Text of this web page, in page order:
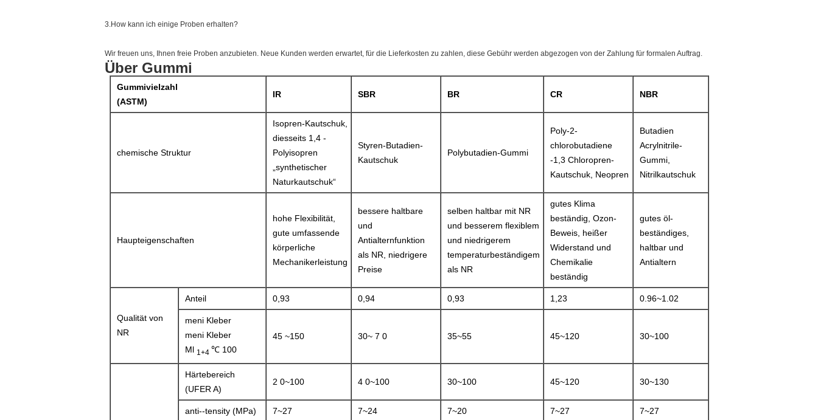
3.How kann ich einige Proben erhalten?
Wir freuen uns, Ihnen freie Proben anzubieten. Neue Kunden werden erwartet, für die Lieferkosten zu zahlen, diese Gebühr werden abgezogen von der Zahlung für formalen Auftrag.
Über Gummi
Gummivielzahl
(ASTM)
IR SBR BR CR NBR
chemische Struktur
Isopren-Kautschuk,
diesseits 1,4 -
Polyisopren
„synthetischer
Naturkautschuk“
Styren-Butadien-
Kautschuk
Polybutadien-Gummi
Poly-2-
chlorobutadiene
-1,3 Chloropren-
Kautschuk, Neopren
Butadien
Acrylnitrile-
Gummi,
Nitrilkautschuk
Haupteigenschaften
hohe Flexibilität,
gute umfassende
körperliche
Mechanikerleistung
bessere haltbare
und
Antialternfunktion
als NR, niedrigere
Preise
selben haltbar mit NR
und besserem flexiblem
und niedrigerem
temperaturbeständigem
als NR
gutes Klima
beständig, Ozon-
Beweis, heißer
Widerstand und
Chemikalie
beständig
gutes öl-
beständiges,
haltbar und
Antialtern
Qualität von
NR
Anteil 0,93 0,94 0,93 1,23 0.96~1.02
meni Kleber
meni Kleber
Ml 1+4 ℃ 100
45 ~150 30~ 7 0 35~55 45~120 30~100
Härtebereich
(UFER A)
2 0~100 4 0~100 30~100 45~120 30~130
anti--tensity (MPa) 7~27 7~24 7~20 7~27 7~27